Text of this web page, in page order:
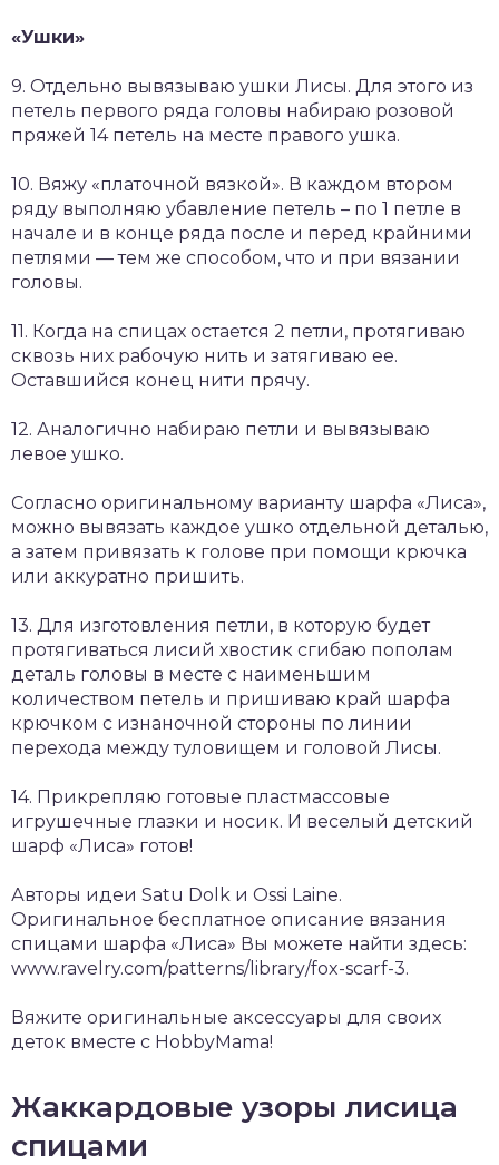
«Ушки»
9. Отдельно вывязываю ушки Лисы. Для этого из
петель первого ряда головы набираю розовой
пряжей 14 петель на месте правого ушка.
10. Вяжу «платочной вязкой». В каждом втором
ряду выполняю убавление петель – по 1 петле в
начале и в конце ряда после и перед крайними
петлями — тем же способом, что и при вязании
головы.
11. Когда на спицах остается 2 петли, протягиваю
сквозь них рабочую нить и затягиваю ее.
Оставшийся конец нити прячу.
12. Аналогично набираю петли и вывязываю
левое ушко.
Согласно оригинальному варианту шарфа «Лиса»,
можно вывязать каждое ушко отдельной деталью,
а затем привязать к голове при помощи крючка
или аккуратно пришить.
13. Для изготовления петли, в которую будет
протягиваться лисий хвостик сгибаю пополам
деталь головы в месте с наименьшим
количеством петель и пришиваю край шарфа
крючком с изнаночной стороны по линии
перехода между туловищем и головой Лисы.
14. Прикрепляю готовые пластмассовые
игрушечные глазки и носик. И веселый детский
шарф «Лиса» готов!
Авторы идеи Satu Dolk и Ossi Laine.
Оригинальное бесплатное описание вязания
спицами шарфа «Лиса» Вы можете найти здесь:
www.ravelry.com/patterns/library/fox-scarf-3.
Вяжите оригинальные аксессуары для своих
деток вместе с HobbyMama!
Жаккардовые узоры лисица
спицами